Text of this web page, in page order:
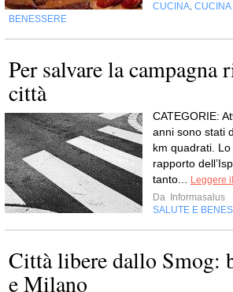
CUCINA CUCINA
BENESSERE
Per salvare la campagna
città
CATEGORIE:
anni sono stati
km quadrati.
rapporto
tanto...
Leggere
Da
Informasalus
SALUTE E
Città libere dallo Smog:
e Milano